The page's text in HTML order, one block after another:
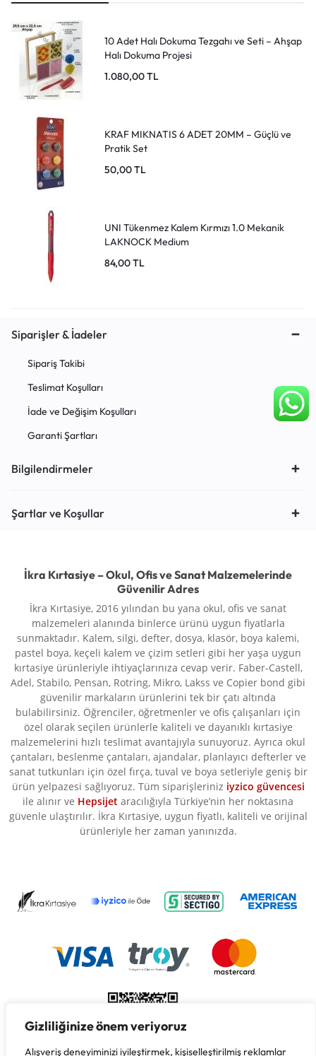
Gizliliğinize önem veriyoruz
Alışveriş deneyiminizi iyileştirmek, kişiselleştirilmiş reklamlar
10 Adet Halı Dokuma Tezgahı ve Seti – Ahşap
Halı Dokuma Projesi
1.080,00TL
KRAF MIKNATIS 6 ADET 20MM – Güçlü ve
Pratik Set
50,00TL
UNI Tükenmez Kalem Kırmızı 1.0 Mekanik
LAKNOCK Medium
84,00TL
Siparişler & İadeler
Sipariş Takibi
Teslimat Koşulları
İade ve Değişim Koşulları
Garanti Şartları
Bilgilendirmeler
Şartlar ve Koşullar
İkra Kırtasiye – Okul, Ofis ve Sanat Malzemelerinde
Güvenilir Adres
İkra Kırtasiye, 2016 yılından bu yana okul, ofis ve sanat
malzemeleri alanında binlerce ürünü uygun fiyatlarla
sunmaktadır. Kalem, silgi, defter, dosya, klasör, boya kalemi,
pastel boya, keçeli kalem ve çizim setleri gibi her yaşa uygun
kırtasiye ürünleriyle ihtiyaçlarınıza cevap verir. Faber-Castell,
Adel, Stabilo, Pensan, Rotring, Mikro, Lakss ve Copier bond gibi
güvenilir markaların ürünlerini tek bir çatı altında
bulabilirsiniz. Öğrenciler, öğretmenler ve ofis çalışanları için
özel olarak seçilen ürünlerle kaliteli ve dayanıklı kırtasiye
malzemelerini hızlı teslimat avantajıyla sunuyoruz. Ayrıca okul
çantaları, beslenme çantaları, ajandalar, planlayıcı defterler ve
sanat tutkunları için özel fırça, tuval ve boya setleriyle geniş bir
ürün yelpazesi sağlıyoruz. Tüm siparişleriniz iyzico güvencesi
ile alınır ve Hepsijet aracılığıyla Türkiye’nin her noktasına
güvenle ulaştırılır. İkra Kırtasiye, uygun fiyatlı, kaliteli ve orijinal
ürünleriyle her zaman yanınızda.